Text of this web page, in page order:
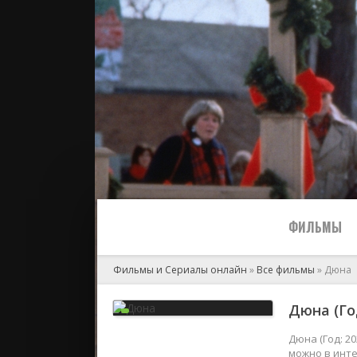
ФИЛЬМЫ
2024
Фильмы и Сериалы онлайн » Все фильмы » Дюна
Дюна
Дюна (Год:
можно в